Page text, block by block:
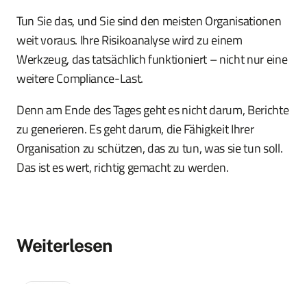
Tun Sie das, und Sie sind den meisten Organisationen
weit voraus. Ihre Risikoanalyse wird zu einem
Werkzeug, das tatsächlich funktioniert – nicht nur eine
weitere Compliance-Last.
Denn am Ende des Tages geht es nicht darum, Berichte
zu generieren. Es geht darum, die Fähigkeit Ihrer
Organisation zu schützen, das zu tun, was sie tun soll.
Das ist es wert, richtig gemacht zu werden.
Weiterlesen